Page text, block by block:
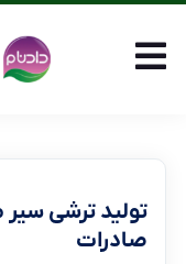
تولید ترشی
صادرات